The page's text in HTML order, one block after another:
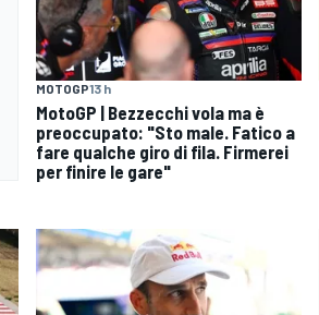
MOTOGP13 h
MotoGP | Bezzecchi vola ma è
preoccupato: "Sto male. Fatico a
fare qualche giro di fila. Firmerei
per finire le gare"